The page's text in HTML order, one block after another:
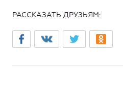
РАССКАЗАТЬ ДРУЗЬЯМ: